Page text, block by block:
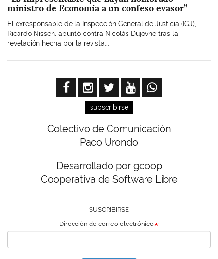
ministro de Economía a un confeso evasor”
El exresponsable de la Inspección General de Justicia (IGJ),
Ricardo Nissen, apuntó contra Nicolás Dujovne tras la
revelación hecha por la revista...
subscribirse
Colectivo de Comunicación
Paco Urondo
Desarrollado por gcoop
Cooperativa de Software Libre
SUSCRIBIRSE
Dirección de correo electrónico